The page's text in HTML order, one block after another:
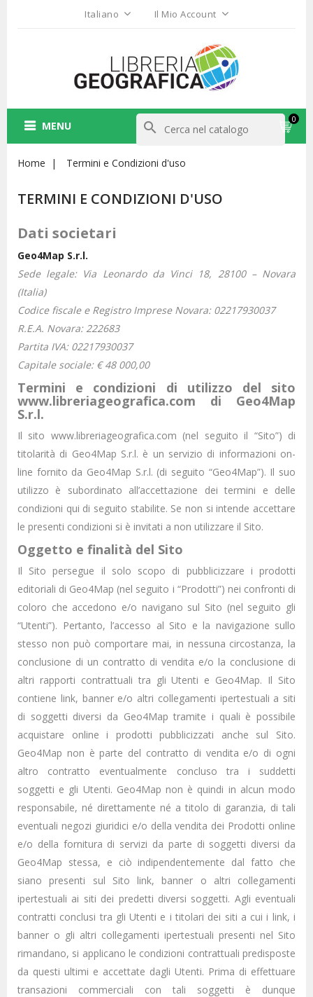
Italiano Il Mio Account
0
MENU search
Home Termini e Condizioni d'uso
TERMINI E CONDIZIONI D'USO
Dati societari
Geo4Map S.r.l.
Sede legale: Via Leonardo da Vinci 18, 28100 – Novara
(Italia)
Codice fiscale e Registro Imprese Novara: 02217930037
R.E.A. Novara: 222683
Partita IVA: 02217930037
Capitale sociale: € 48 000,00
Termini e condizioni di utilizzo del sito
www.libreriageografica.com di Geo4Map
S.r.l.
Il sito www.libreriageografica.com (nel seguito il “Sito”) di
titolarità di Geo4Map S.r.l. è un servizio di informazioni on-
line fornito da Geo4Map S.r.l. (di seguito “Geo4Map”). Il suo
utilizzo è subordinato all’accettazione dei termini e delle
condizioni qui di seguito stabilite. Se non si intende accettare
le presenti condizioni si è invitati a non utilizzare il Sito.
Oggetto e finalità del Sito
Il Sito persegue il solo scopo di pubblicizzare i prodotti
editoriali di Geo4Map (nel seguito i “Prodotti”) nei confronti di
coloro che accedono e/o navigano sul Sito (nel seguito gli
“Utenti”). Pertanto, l’accesso al Sito e la navigazione sullo
stesso non può comportare mai, in nessuna circostanza, la
conclusione di un contratto di vendita e/o la conclusione di
altri rapporti contrattuali tra gli Utenti e Geo4Map. Il Sito
contiene link, banner e/o altri collegamenti ipertestuali a siti
di soggetti diversi da Geo4Map tramite i quali è possibile
acquistare online i prodotti pubblicizzati anche sul Sito.
Geo4Map non è parte del contratto di vendita e/o di ogni
altro contratto eventualmente concluso tra i suddetti
soggetti e gli Utenti. Geo4Map non è quindi in alcun modo
responsabile, né direttamente né a titolo di garanzia, di tali
eventuali negozi giuridici e/o della vendita dei Prodotti online
e/o della fornitura di servizi da parte di soggetti diversi da
Geo4Map stessa, e ciò indipendentemente dal fatto che
siano presenti sul Sito link, banner o altri collegamenti
ipertestuali ai siti dei predetti diversi soggetti. Agli eventuali
contratti conclusi tra gli Utenti e i titolari dei siti a cui i link, i
banner o gli altri collegamenti ipertestuali presenti nel Sito
rimandano, si applicano le condizioni contrattuali predisposte
da questi ultimi e accettate dagli Utenti. Prima di effettuare
transazioni commerciali con tali soggetti è dunque